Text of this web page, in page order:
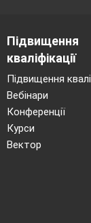
Підвищення
кваліфікації
Підвищення
Вебінари
Конференції
Курси
Вектор